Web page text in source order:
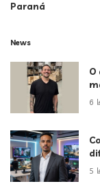
Paraná
News
O
6
5